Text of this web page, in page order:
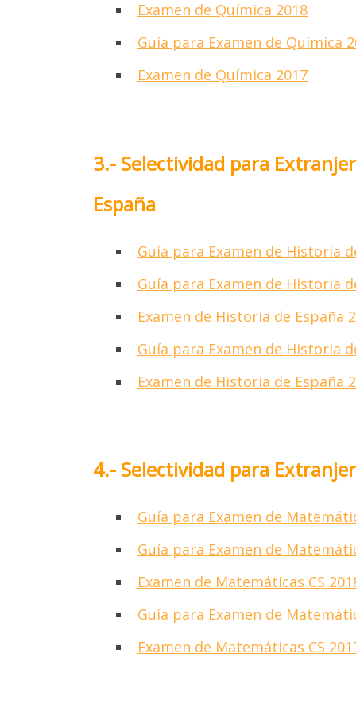
Examen de Química 2018
Guía para Examen de Química
Examen de Química 2017
3.- Selectividad para
España
Guía para Examen de Historia
Guía para Examen de Historia
Examen de Historia de España
Guía para Examen de Historia
Examen de Historia de España
4.- Selectividad para
Guía para Examen de
Guía para Examen de
Examen de Matemáticas CS
Guía para Examen de
Examen de Matemáticas CS
EL
¿Te